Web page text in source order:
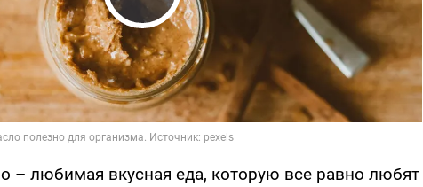
Play Video
– любимая вкусная еда, которую все равно любят